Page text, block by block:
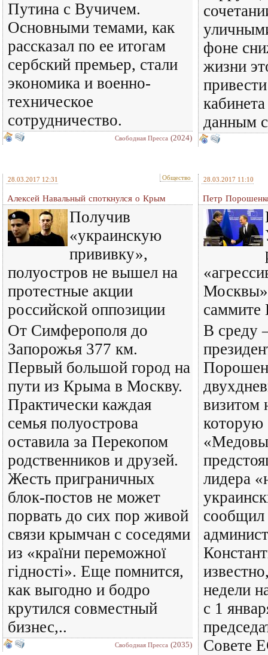
Путина с Вучичем.
Основными темами, как
рассказал по ее итогам
сербский премьер, стали
экономика и военно-
техническое
сотрудничество.
Свободная Пресса (2024)
фоне
жизни
данным
28.03.2017 12:31 Общество
Алексей Навальный споткнулся о Крым
Получив
«украинскую
прививку»,
полуостров не вышел на
протестные акции
российской оппозиции
От Симферополя до
Запорожья 377 км.
Первый большой город на
пути из Крыма в Москву.
Практически каждая
семья полуострова
оставила за Перекопом
родственников и друзей.
Жесть приграничных
блок-постов не может
порвать до сих пор живой
связи крымчан с соседями
из «країни переможної
гідності». Еще помнится,
как выгодно и бодро
крутился совместный
бизнес,..
Свободная Пресса (2035)
28.03.2017 11:10
Петр
Москвы»
саммите
В среду
визитом
которую
лидера
сообщил
недели
с 1
Совете